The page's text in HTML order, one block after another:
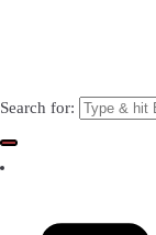
Search for: